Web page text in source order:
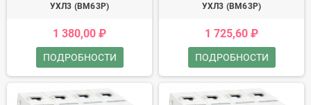
УХЛ3 (ВМ63Р)
1 380,00 ₽
ПОДРОБНОСТИ
УХЛ3 (ВМ63Р)
1 725,60 ₽
ПОДРОБНОСТИ